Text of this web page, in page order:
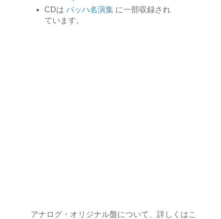
CDは バッハ名演集に一部収録され
ています。
アナログ・オリジナル盤について、詳しくはこ